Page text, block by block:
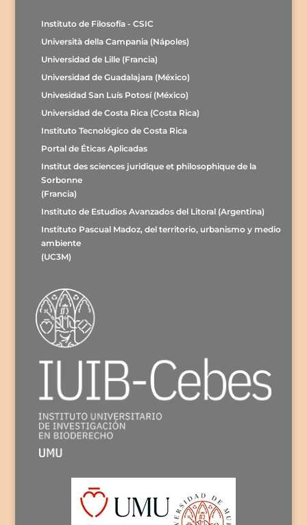
Instituto de Filosofía - CSIC
Università della Campania (Nápoles)
Universidad de Lille (Francia)
Universidad de Guadalajara (México)
Univesidad San Luís Potosí (México)
Universidad de Costa Rica (Costa Rica)
Instituto Tecnológico de Costa Rica
Portal de Éticas Aplicadas
Institut des sciences juridique et philosophique de la
Sorbonne
(Francia)
Instituto de Estudios Avanzados del Litoral (Argentina)
Instituto Pascual Madoz, del territorio, urbanismo y medio
ambiente
(UC3M)